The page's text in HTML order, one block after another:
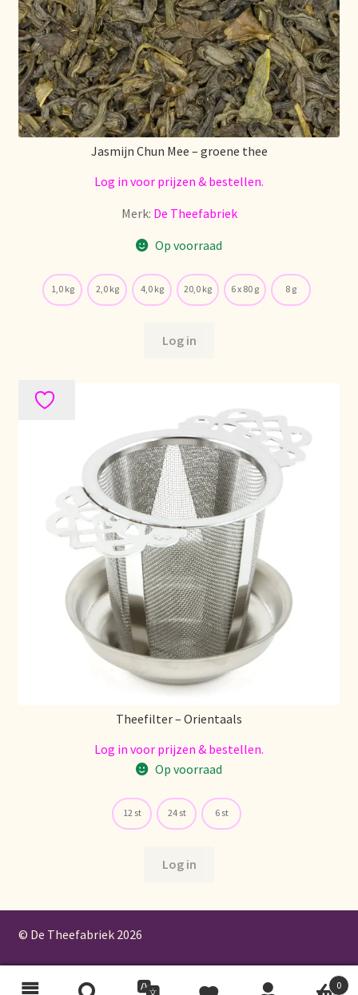
Webwinkel
Welcome to our Tea Wholesale business!
Willkommen in unserem Teegroßhandel!
Winkelwagen
Jasmijn Chun Mee – groene thee
Log in voor prijzen & bestellen.
Merk: De Theefabriek
Op voorraad
1,0 kg 2,0 kg 4,0 kg 20,0 kg 6 x 80 g 8 g
Log in
Theefilter – Orientaals
Log in voor prijzen & bestellen.
Op voorraad
12 st 24 st 6 st
Log in
© De Theefabriek 2026
0